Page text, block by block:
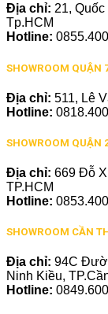
Địa chỉ: 21,
Tp.HCM
Hotline:
SHOWROOM QUẬN
Địa chỉ: 511, Lê
Hotline:
SHOWROOM QUẬN
Địa chỉ: 669 Đỗ
TP.HCM
Hotline:
SHOWROOM CẦN
Địa chỉ: 94C
Ninh Kiều,
Hotline: